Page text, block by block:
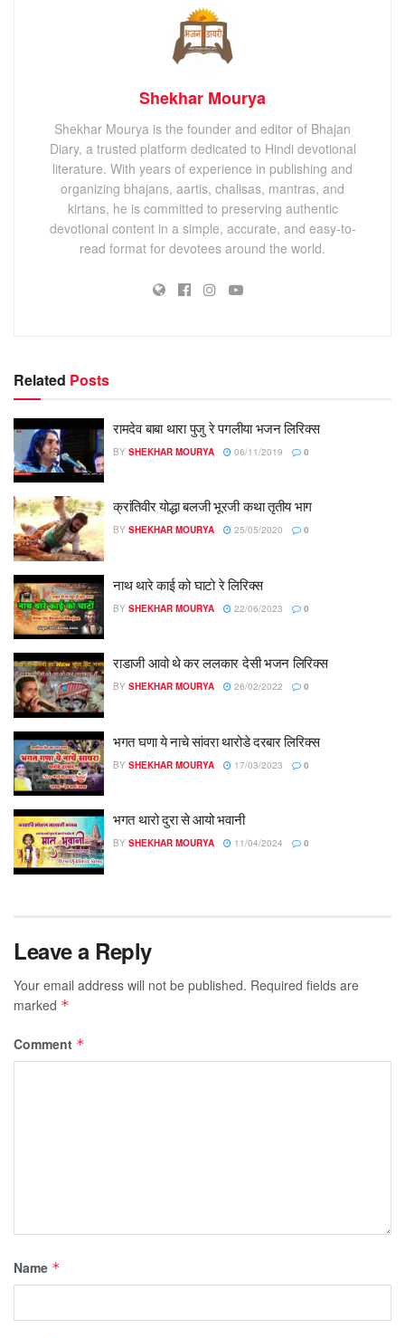
Shekhar Mourya
Shekhar Mourya is the founder and editor of Bhajan
Diary, a trusted platform dedicated to Hindi devotional
literature. With years of experience in publishing and
organizing bhajans, aartis, chalisas, mantras, and
kirtans, he is committed to preserving authentic
devotional content in a simple, accurate, and easy-to-
read format for devotees around the world.
Related Posts
रामदेव बाबा थारा पुजु रे पगलीया भजन लिरिक्स
BY SHEKHAR MOURYA 06/11/2019 0
क्रांतिवीर योद्धा बलजी भूरजी कथा तृतीय भाग
BY SHEKHAR MOURYA 25/05/2020 0
नाथ थारे काई को घाटो रे लिरिक्स
BY SHEKHAR MOURYA 22/06/2023 0
राडाजी आवो थे कर ललकार देसी भजन लिरिक्स
BY SHEKHAR MOURYA 26/02/2022 0
भगत घणा ये नाचे सांवरा थारोडे दरबार लिरिक्स
BY SHEKHAR MOURYA 17/03/2023 0
भगत थारो दुरा से आयो भवानी
BY SHEKHAR MOURYA 11/04/2024 0
Leave a Reply
Your email address will not be published. Required fields are
marked *
Comment *
Name *